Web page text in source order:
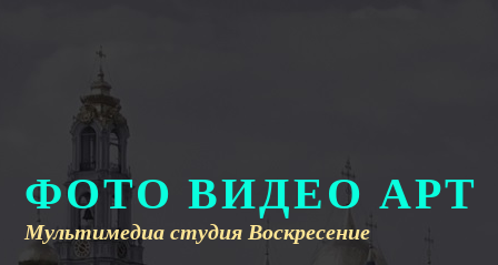
ФОТО ВИДЕО АРТ
Мультимедиа студия Воскресение